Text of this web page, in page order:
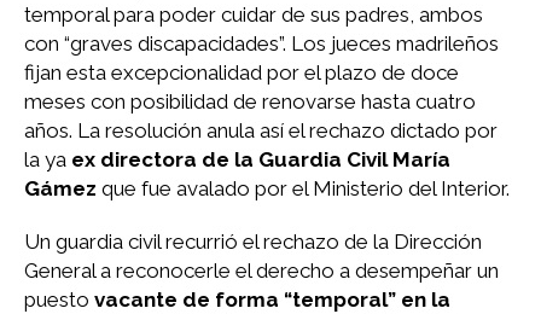
temporal para poder cuidar de sus padres, ambos
con “graves discapacidades”. Los jueces madrileños
fijan esta excepcionalidad por el plazo de doce
meses con posibilidad de renovarse hasta cuatro
años. La resolución anula así el rechazo dictado por
la ya ex directora de la Guardia Civil María
Gámez que fue avalado por el Ministerio del Interior.
Un guardia civil recurrió el rechazo de la Dirección
General a reconocerle el derecho a desempeñar un
puesto vacante de forma “temporal” en la